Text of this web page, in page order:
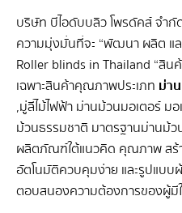
และผนัง Glass House ที่เป็
Products เราเข้าใจความท้าท
พื้นที่เหล่านี้ให้สมบูรณ์แบบ ด้
Skylight มอเตอร์” เราพร้อม
คุณให้กลายเป็นสวรรค์ส่วนตัว
เป็นการป้องกันความร้อน ปก
เป็นส่วนตัวที่ปรับได้ดั่งใจ
ต้องการ ให้พื้นที่โปร่งแสงขอ
สวยงาม แต่คือความสะดวกส
อย่างแท้จริง ม่านม้วน
บริษัท บีไอดับบลิว โพรดัคส์ จำ
ความมุ่งมั่นที่จะ “พัฒนา ผลิต แ
Roller blinds in Thailand “สิน
เฉพาะสินค้าคุณภาพประเภท ม่า
,มู่ลี่ไม้ไฟฟ้า ม่านม้วนมอเตอร์ ม
ม้วนธรรมชาติ มาตรฐานม่านม้ว
ผลิตภัณฑ์ใต้แนวคิด คุณภาพ สร้
อัตโนมัติควบคุมง่าย และรูปแบบ
ตอบสนองความต้องการของผู้มี